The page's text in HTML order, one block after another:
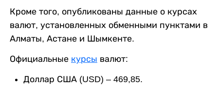
Кроме того, опубликованы данные о курсах
валют, установленных обменными пунктами в
Алматы, Астане и Шымкенте.
Официальные курсы валют:
Доллар США (USD) – 469,85.